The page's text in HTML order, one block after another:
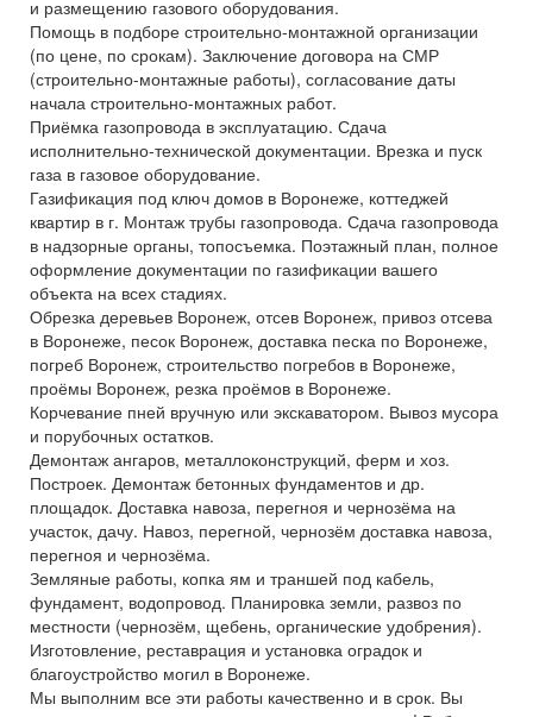
и размещению газового оборудования.
Помощь в подборе строительно-монтажной организации
(по цене, по срокам). Заключение договора на СМР
(строительно-монтажные работы), согласование даты
начала строительно-монтажных работ.
Приёмка газопровода в эксплуатацию. Сдача
исполнительно-технической документации. Врезка и пуск
газа в газовое оборудование.
Газификация под ключ домов в Воронеже, коттеджей
квартир в г. Монтаж трубы газопровода. Сдача газопровода
в надзорные органы, топосъемка. Поэтажный план, полное
оформление документации по газификации вашего
объекта на всех стадиях.
Обрезка деревьев Воронеж, отсев Воронеж, привоз отсева
в Воронеже, песок Воронеж, доставка песка по Воронеже,
погреб Воронеж, строительство погребов в Воронеже,
проёмы Воронеж, резка проёмов в Воронеже.
Корчевание пней вручную или экскаватором. Вывоз мусора
и порубочных остатков.
Демонтаж ангаров, металлоконструкций, ферм и хоз.
Построек. Демонтаж бетонных фундаментов и др.
площадок. Доставка навоза, перегноя и чернозёма на
участок, дачу. Навоз, перегной, чернозём доставка навоза,
перегноя и чернозёма.
Земляные работы, копка ям и траншей под кабель,
фундамент, водопровод. Планировка земли, развоз по
местности (чернозём, щебень, органические удобрения).
Изготовление, реставрация и установка оградок и
благоустройство могил в Воронеже.
Мы выполним все эти работы качественно и в срок. Вы